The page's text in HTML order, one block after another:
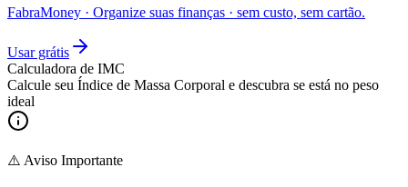
FabraMoney · Organize suas finanças · sem custo, sem cartão.
Usar grátis
Calculadora de IMC
Calcule seu Índice de Massa Corporal e descubra se está no peso
ideal
⚠️ Aviso Importante